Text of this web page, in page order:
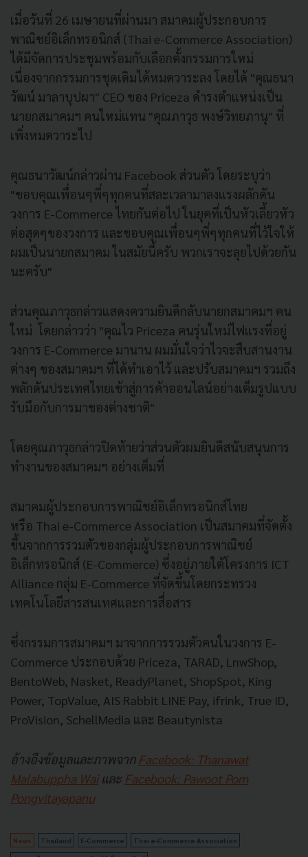
เมื่อวันที่ 26 เมษายนที่ผ่านมา สมาคมผู้ประกอบการ
พาณิชย์อิเล็กทรอนิกส์ (Thai e-Commerce Association)
ได้มีจัดการประชุมพร้อมกับเลือกตั้งกรรมการใหม่
เนื่องจากกรรมการชุดเดิมได้หมดวาระลง โดยได้ "คุณธนา
วัฒน์ มาลาบุปผา" CEO ของ Priceza ดำรงตำแหน่งเป็น
นายกสมาคมฯ คนใหม่แทน "คุณภาวุธ พงษ์วิทยภานุ" ที่
เพิ่งหมดวาระไป
คุณธนาวัฒน์กล่าวผ่าน Facebook ส่วนตัว โดยระบุว่า
"ขอบคุณเพื่อนๆพี่ๆทุกคนที่สละเวลามาลงแรงผลักดัน
วงการ E-Commerce ไทยกันต่อไป ในยุคที่เป็นหัวเลี้ยวหัว
ต่อสุดๆของวงการ และขอบคุณเพื่อนๆพี่ๆทุกคนที่ไว้ใจให้
ผมเป็นนายกสมาคม ในสมัยนี้ครับ พวกเราจะลุยไปด้วยกัน
นะครับ"
ส่วนคุณภาวุธกล่าวแสดงความยินดีกลับนายกสมาคมฯ คน
ใหม่ โดยกล่าวว่า "คุณไว Priceza คนรุ่นใหม่ไฟแรงที่อยู่
วงการ E-Commerce มานาน ผมมั่นใจว่าไวจะสืบสานงาน
ต่างๆ ของสมาคมฯ ที่ได้ทำเอาไว้ และปรับสมาคมฯ รวมถึง
พลักดันประเทศไทยเข้าสู่การค้าออนไลน์อย่างเต็มรูปแบบ
รับมือกับการมาของต่างชาติ"
โดยคุณภาวุธกล่าวปิดท้ายว่าส่วนตัวผมยินดีสนับสนุนการ
ทำงานของสมาคมฯ อย่างเต็มที่
สมาคมผู้ประกอบการพาณิชย์อิเล็กทรอนิกส์ไทย
หรือ Thai e-Commerce Association เป็นสมาคมที่จัดตั้ง
ขึ้นจากการรวมตัวของกลุ่มผู้ประกอบการพาณิชย์
อิเล็กทรอนิกส์ (E-Commerce) ซึ่งอยู่ภายใต้โครงการ ICT
Alliance กลุ่ม E-Commerce ที่จัดขึ้นโดยกระทรวง
เทคโนโลยีสารสนเทศและการสื่อสาร
ซึ่งกรรมการสมาคมฯ มาจากการรวมตัวคนในวงการ E-
Commerce ประกอบด้วย Priceza, TARAD, LnwShop,
BentoWeb, Nasket, ReadyPlanet, ShopSpot, King
Power, TopValue, AIS Rabbit LINE Pay, ifrink, True ID,
ProVision, SchellMedia และ Beautynista
อ้างอืงข้อมูลและภาพจาก Facebook: Thanawat
Malabuppha Waiและ Facebook: Pawoot Pom
Pongvitayapanu
News Thailand E-Commerce Thai e-Commerce Association